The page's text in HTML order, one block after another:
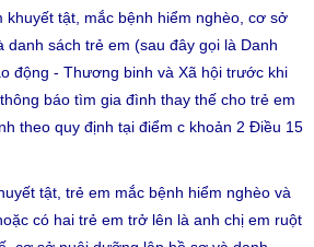
khuyết tật, mắc bệnh hiểm nghèo, cơ sở
danh sách trẻ em (sau đây gọi là Danh
động - Thương binh và Xã hội trước khi
báo tìm gia đình thay thế cho trẻ em
theo quy định tại điểm c khoản 2 Điều 15
tật, trẻ em mắc bệnh hiểm nghèo và
có hai trẻ em trở lên là anh chị em ruột